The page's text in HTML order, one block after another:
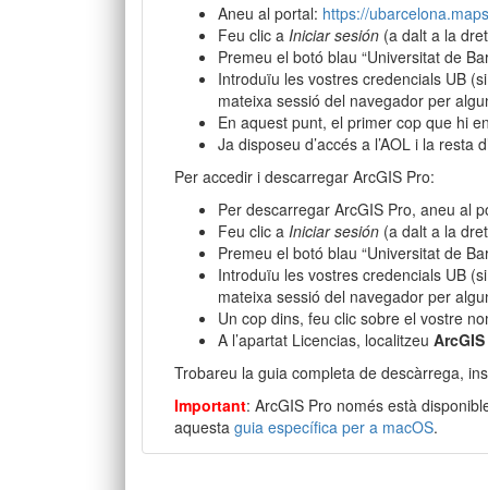
Aneu al portal: https://
Feu clic a Iniciar sesión (a dalt a la
Premeu el botó blau “Universitat de
Introduïu les vostres credencials UB
mateixa sessió del navegador per
En aquest punt, el primer cop que hi
Ja disposeu d’accés a l’AOL i la resta
Per accedir i descarregar ArcGIS Pro:
Per descarregar ArcGIS Pro, aneu al
Feu clic a Iniciar sesión (a dalt a la
Premeu el botó blau “Universitat de
Introduïu les vostres credencials UB
mateixa sessió del navegador per
Un cop dins, feu clic sobre el vostre
A l’apartat Licencias, localitzeu
Trobareu la guia completa de descàrrega,
Important: ArcGIS Pro només està
aquesta guia específica per a macOS.